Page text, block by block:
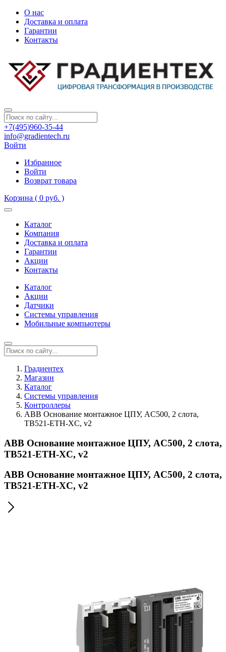
О нас
Доставка и оплата
Гарантии
Контакты
+7(495)960-35-44
info@gradientech.ru
Войти
Избранное
Войти
Возврат товара
Корзина ( 0 руб. )
Каталог
Компания
Доставка и оплата
Гарантии
Акции
Контакты
Каталог
Акции
Датчики
Системы управления
Мобильные компьютеры
Градиентех
Магазин
Каталог
Системы управления
Контроллеры
ABB Основание монтажное ЦПУ, AC500, 2 слота,
TB521-ETH-XC, v2
ABB Основание монтажное ЦПУ, AC500, 2 слота,
TB521-ETH-XC, v2
ABB Основание монтажное ЦПУ, AC500, 2 слота,
TB521-ETH-XC, v2